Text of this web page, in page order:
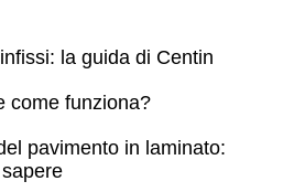
la guida di Centin
come funziona?
pavimento in laminato: